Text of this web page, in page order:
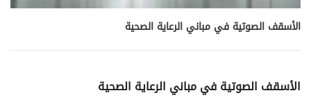
الأسقف الصوتية في مباني الرعاية الصحية
الأسقف الصوتية في مباني الرعاية الصحية